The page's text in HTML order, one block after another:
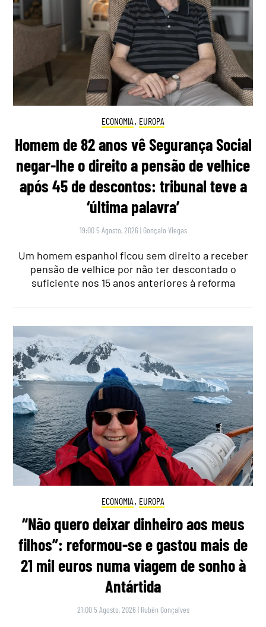
ECONOMIA , EUROPA
Homem de 82 anos vê Segurança Social
negar-lhe o direito a pensão de velhice
após 45 de descontos: tribunal teve a
‘última palavra’
19:00 5 Agosto, 2026 | Gonçalo Viegas
Um homem espanhol ficou sem direito a receber
pensão de velhice por não ter descontado o
suficiente nos 15 anos anteriores à reforma
ECONOMIA , EUROPA
“Não quero deixar dinheiro aos meus
filhos”: reformou-se e gastou mais de
21 mil euros numa viagem de sonho à
Antártida
21:00 5 Agosto, 2026 | Rubén Gonçalves